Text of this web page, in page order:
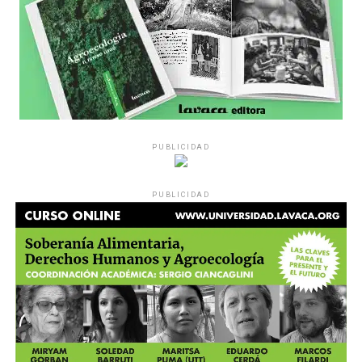
Década perdida: Marta Montero,
mamá de Lucía Pérez
“Estamos como el día 1”. La frase de la madre de la joven
asesinada en 2016 remite a aquel año: cuando
denunciaron que dos narcofemicidas habían abusado y
asesinado a su hija, hasta hoy, dos juicios después, pues la
impunidad sigue consagrada. De motivar el Primer Paro
Nacional de Mujeres a la decisión que tomó Marta ahora:
PUBLICIDAD
PUBLICIDAD